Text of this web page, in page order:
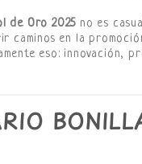
de Oro 2025 no es
caminos en la
eso: innovación,